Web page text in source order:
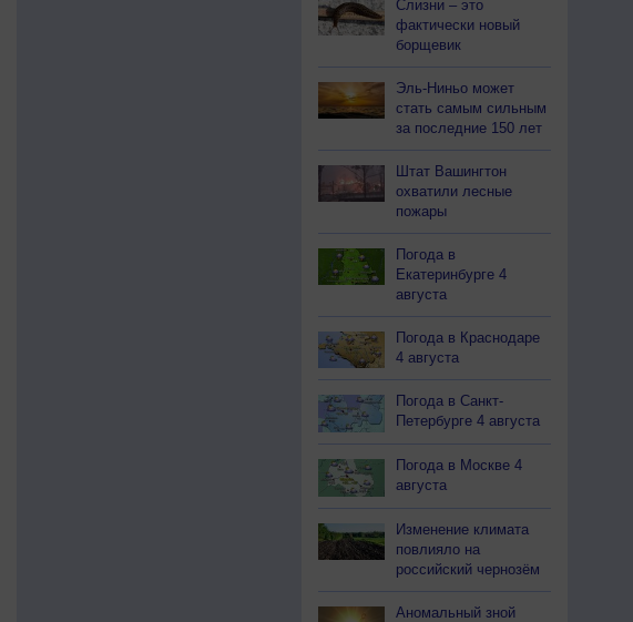
Слизни – это
фактически новый
борщевик
Эль-Ниньо может
стать самым сильным
за последние 150 лет
Штат Вашингтон
охватили лесные
пожары
Погода в
Екатеринбурге 4
августа
Погода в Краснодаре
4 августа
Погода в Санкт-
Петербурге 4 августа
Погода в Москве 4
августа
Изменение климата
повлияло на
российский чернозём
Аномальный зной